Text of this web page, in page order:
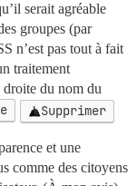
serait agréable
groupes (par
n’est pas tout à fait
traitement
droite du nom du
Supprimer
et une
comme des citoyens